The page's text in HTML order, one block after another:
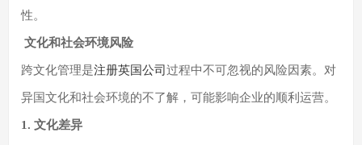
性。
文化和社会环境风险
跨文化管理是注册英国公司 过程中不可忽视的风险因素。对
异国文化和社会环境的不了解，可能影响企业的顺利运营。
1. 文化差异